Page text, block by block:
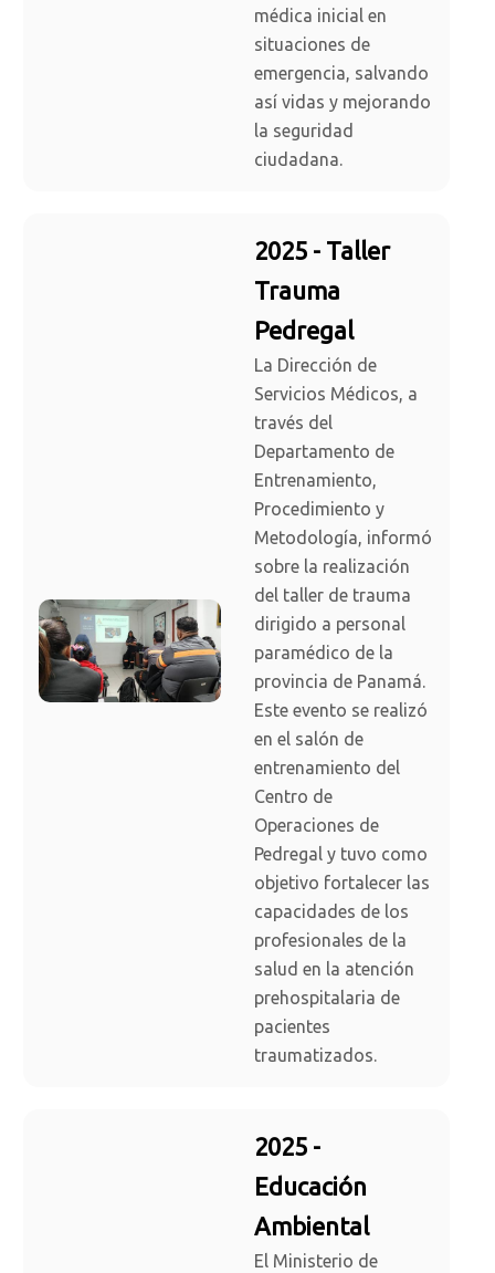
médica inicial en
situaciones de
emergencia, salvando
así vidas y mejorando
la seguridad
ciudadana.
2025 - Taller
Trauma
Pedregal
La Dirección de
Servicios Médicos, a
través del
Departamento de
Entrenamiento,
Procedimiento y
Metodología, informó
sobre la realización
del taller de trauma
dirigido a personal
paramédico de la
provincia de Panamá.
Este evento se realizó
en el salón de
entrenamiento del
Centro de
Operaciones de
Pedregal y tuvo como
objetivo fortalecer las
capacidades de los
profesionales de la
salud en la atención
prehospitalaria de
pacientes
traumatizados.
2025 -
Educación
Ambiental
El Ministerio de